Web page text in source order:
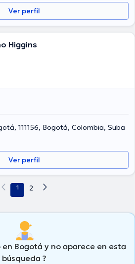
Ver perfil
Higgins
111156, Bogotá, Colombia, Suba
Ver perfil
1 2
Bogotá y no aparece en esta
búsqueda ?